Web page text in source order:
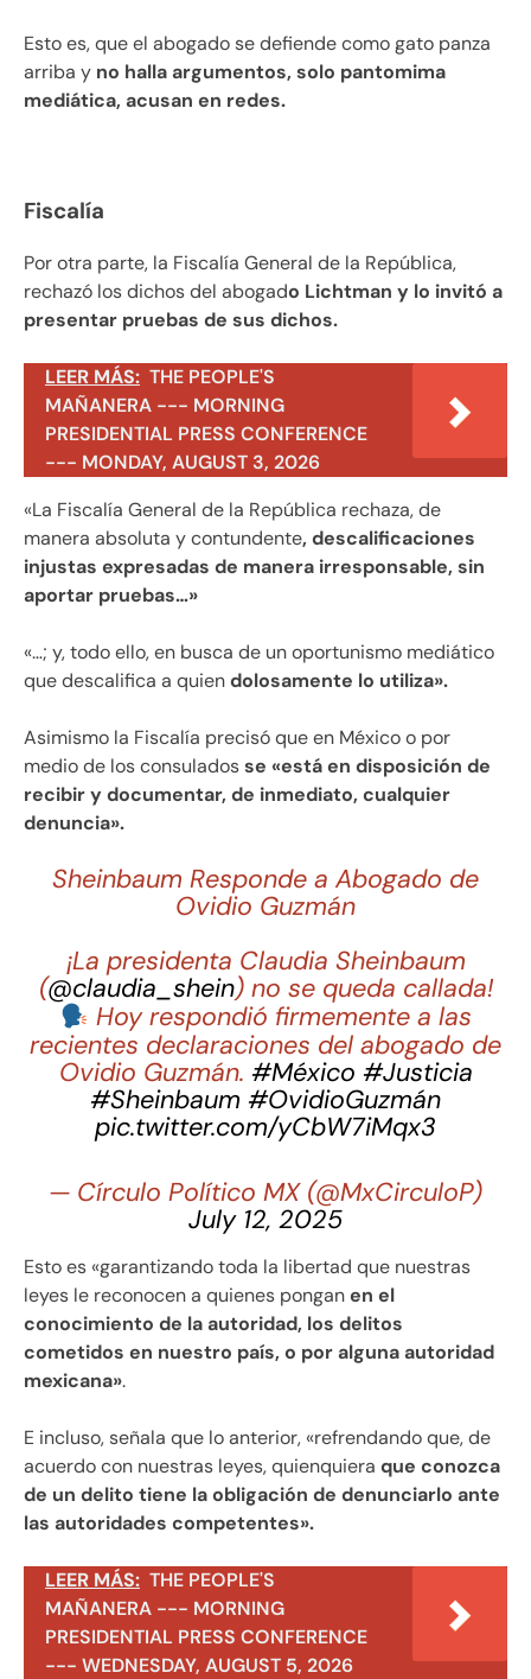
Esto es, que el abogado se defiende como gato panza
arriba y no halla argumentos, solo pantomima
mediática, acusan en redes.
Fiscalía
Por otra parte, la Fiscalía General de la República,
rechazó los dichos del abogado Lichtman y lo invitó a
presentar pruebas de sus dichos.
LEER MÁS: THE PEOPLE'S
MAÑANERA --- MORNING
PRESIDENTIAL PRESS CONFERENCE
--- MONDAY, AUGUST 3, 2026
«La Fiscalía General de la República rechaza, de
manera absoluta y contundente, descalificaciones
injustas expresadas de manera irresponsable, sin
aportar pruebas…»
«…; y, todo ello, en busca de un oportunismo mediático
que descalifica a quiendolosamente lo utiliza».
Asimismo la Fiscalía precisó que en México o por
medio de los consuladosse «está en disposición de
recibir y documentar, de inmediato, cualquier
denuncia».
Sheinbaum Responde a Abogado de
Ovidio Guzmán
¡La presidenta Claudia Sheinbaum
(@claudia_shein) no se queda callada!
Hoy respondió firmemente a las
recientes declaraciones del abogado de
Ovidio Guzmán. #México #Justicia
#Sheinbaum #OvidioGuzmán
pic.twitter.com/yCbW7iMqx3
— Círculo Político MX (@MxCirculoP)
July 12, 2025
Esto es «garantizando toda la libertad que nuestras
leyes le reconocen a quienes ponganen el
conocimiento de la autoridad, los delitos
cometidos en nuestro país, o por alguna autoridad
mexicana».
E incluso, señala que lo anterior, «refrendando que, de
acuerdo con nuestras leyes, quienquiera que conozca
de un delito tiene la obligación de denunciarlo ante
las autoridades competentes».
LEER MÁS: THE PEOPLE'S
MAÑANERA --- MORNING
PRESIDENTIAL PRESS CONFERENCE
--- WEDNESDAY, AUGUST 5, 2026